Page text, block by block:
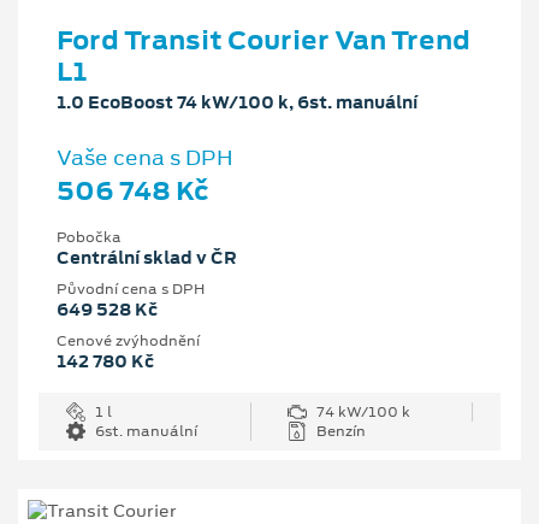
Ford Transit Courier Van Trend
L1
1.0 EcoBoost 74 kW/100 k, 6st. manuální
Vaše cena s DPH
506 748 Kč
Pobočka
Centrální sklad v ČR
Původní cena s DPH
649 528 Kč
Cenové zvýhodnění
142 780 Kč
1 l
74 kW/100 k
6st. manuální
Benzín